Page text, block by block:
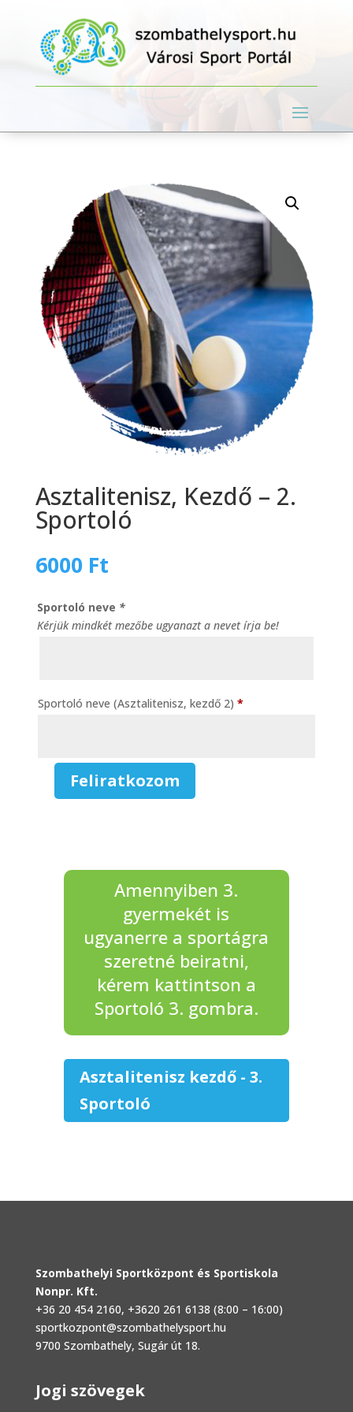
Asztalitenisz, Kezdő – 2.
Sportoló
6000 Ft
Sportoló neve *
Kérjük mindkét mezőbe ugyanazt a nevet írja be!
Sportoló neve (Asztalitenisz, kezdő 2) *
Asztalitenisz,
mennyiség
Feliratkozom
Amennyiben 3.
gyermekét is
ugyanerre a sportágra
szeretné beiratni,
kérem kattintson a
Sportoló 3. gombra.
Asztalitenisz kezdő - 3.
Sportoló
Szombathelyi Sportközpont és Sportiskola
Nonpr. Kft.
+36 20 454 2160, +3620 261 6138 (8:00 – 16:00)
sportkozpont@szombathelysport.hu
9700 Szombathely, Sugár út 18.
Jogi szövegek